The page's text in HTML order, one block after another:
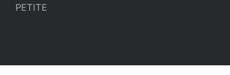
PETITE